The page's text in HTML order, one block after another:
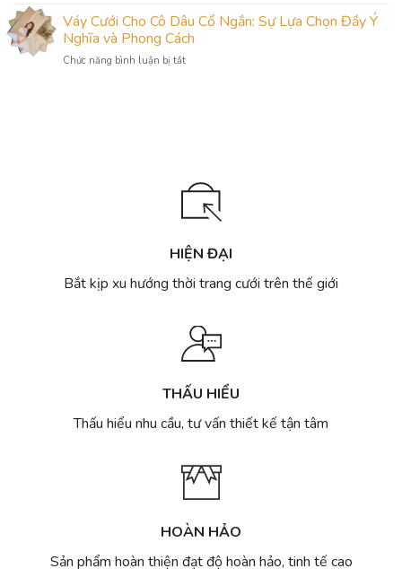
mẫu
đẹp
Hà
Lựa
Chọn
Minh
30
thiết
kế
áo
cho
dâu
Váy Cưới Cho Cô Dâu Cổ Ngắn: Sự Lựa Chọn Đầy Ý
Nghĩa và Phong Cách
Chức năng bình luận bị tắtở
Sự
Lựa
Chọn
Ý
Nghĩa
và
Phong
HIỆN ĐẠI
Bắt kịp xu hướng thời trang cưới trên thế giới
THẤU HIỂU
Thấu hiểu nhu cầu, tư vấn thiết kế tận tâm
HOÀN HẢO
Sản phẩm hoàn thiện đạt độ hoàn hảo, tinh tế cao